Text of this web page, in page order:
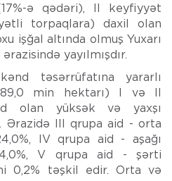
ə qədəri), II keyfiyyət
torpaqlara) daxil olan
işğal altında olmuş Yuxarı
yayılmışdır.
təsərrüfatına yararlı
min hektarı) I və II
olan yüksək və yaxşı
Ərazidə III qrupa aid - orta
IV qrupa aid - aşağı
V qrupa aid - şərti
0,2% təşkil edir. Orta və